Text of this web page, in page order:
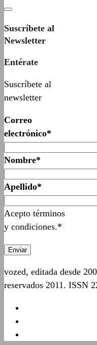
Suscríbete al
Newsletter
Entérate
Suscríbete al
newsletter
Correo
electrónico*
Nombre*
Apellido*
Acepto términos
y condiciones.*
vozed, editada desde
reservados 2011. ISSN